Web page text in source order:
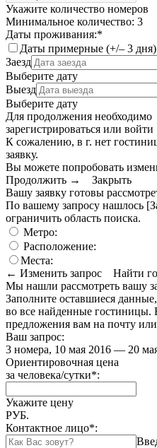
Укажите количество номеров
Минимальное количество: 3
Даты проживания:*
Даты примерные (+/– 3 дня)
Заезд
Выберите дату
Выезд
Выберите дату
Для продолжения необходимо
зарегистрироваться или войти
К сожалению, в г. нет
заявку.
Вы можете попробовать
Продолжить →
Закрыть
Вашу заявку готовы
По вашему запросу нашлось
ограничить область поиска.
Метро:
Расположение:
Места:
← Изменить запрос
Найти
Мы нашли рассмотреть вашу
Заполните оставшиеся
во все найденные
предложения вам на почту
Ваш запрос:
3 номера, 10 мая 2016 — 20
Ориентировочная цена
за человека/сутки*:
Укажите цену
РУБ.
Контактное лицо*: